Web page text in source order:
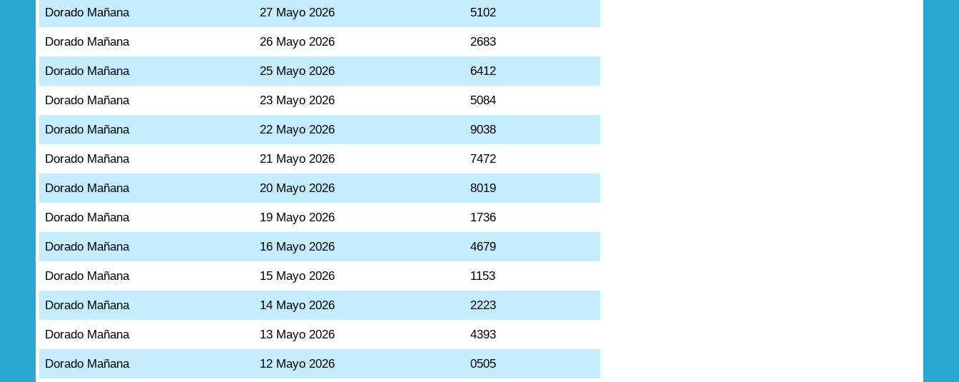
Dorado Mañana 27 Mayo 2026 5102
Dorado Mañana 26 Mayo 2026 2683
Dorado Mañana 25 Mayo 2026 6412
Dorado Mañana 23 Mayo 2026 5084
Dorado Mañana 22 Mayo 2026 9038
Dorado Mañana 21 Mayo 2026 7472
Dorado Mañana 20 Mayo 2026 8019
Dorado Mañana 19 Mayo 2026 1736
Dorado Mañana 16 Mayo 2026 4679
Dorado Mañana 15 Mayo 2026 1153
Dorado Mañana 14 Mayo 2026 2223
Dorado Mañana 13 Mayo 2026 4393
Dorado Mañana 12 Mayo 2026 0505